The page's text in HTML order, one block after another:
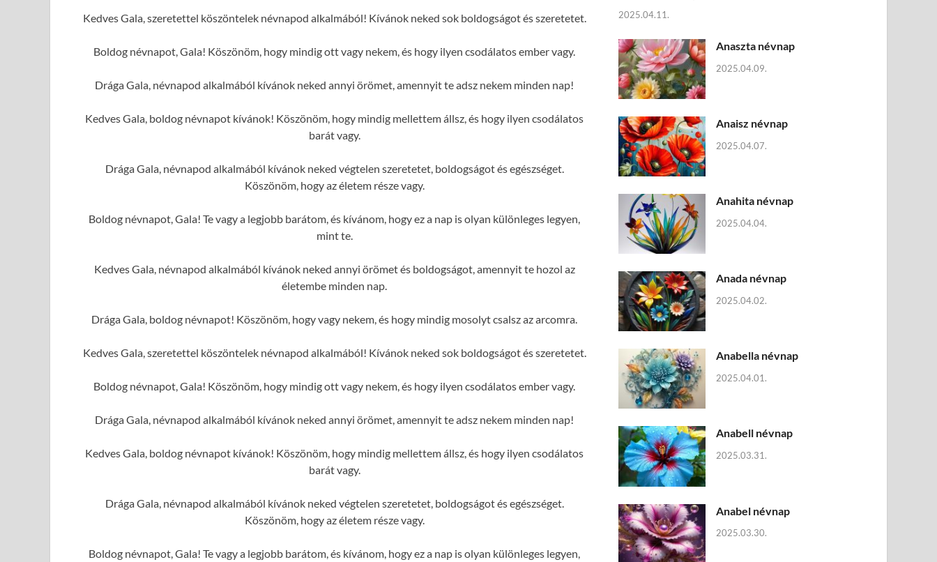
Kedves Gala, szeretettel köszöntelek névnapod alkalmából! Kívánok neked sok boldogságot és szeretetet.
Boldog névnapot, Gala! Köszönöm, hogy mindig ott vagy nekem, és hogy ilyen csodálatos ember vagy.
Drága Gala, névnapod alkalmából kívánok neked annyi örömet, amennyit te adsz nekem minden nap!
Kedves Gala, boldog névnapot kívánok! Köszönöm, hogy mindig mellettem állsz, és hogy ilyen csodálatos
barát vagy.
Drága Gala, névnapod alkalmából kívánok neked végtelen szeretetet, boldogságot és egészséget.
Köszönöm, hogy az életem része vagy.
Boldog névnapot, Gala! Te vagy a legjobb barátom, és kívánom, hogy ez a nap is olyan különleges legyen,
mint te.
Kedves Gala, névnapod alkalmából kívánok neked annyi örömet és boldogságot, amennyit te hozol az
életembe minden nap.
Drága Gala, boldog névnapot! Köszönöm, hogy vagy nekem, és hogy mindig mosolyt csalsz az arcomra.
Kedves Gala, szeretettel köszöntelek névnapod alkalmából! Kívánok neked sok boldogságot és szeretetet.
Boldog névnapot, Gala! Köszönöm, hogy mindig ott vagy nekem, és hogy ilyen csodálatos ember vagy.
Drága Gala, névnapod alkalmából kívánok neked annyi örömet, amennyit te adsz nekem minden nap!
Kedves Gala, boldog névnapot kívánok! Köszönöm, hogy mindig mellettem állsz, és hogy ilyen csodálatos
barát vagy.
Drága Gala, névnapod alkalmából kívánok neked végtelen szeretetet, boldogságot és egészséget.
Köszönöm, hogy az életem része vagy.
Boldog névnapot, Gala! Te vagy a legjobb barátom, és kívánom, hogy ez a nap is olyan különleges legyen,
2025.04.11.
Anaszta névnap
2025.04.09.
Anaisz névnap
2025.04.07.
Anahita névnap
2025.04.04.
Anada névnap
2025.04.02.
Anabella névnap
2025.04.01.
Anabell névnap
2025.03.31.
Anabel névnap
2025.03.30.